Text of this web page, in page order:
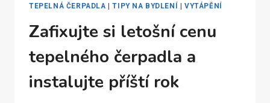
TEPELNÁ ČERPADLA |TIPY NA BYDLENÍ |VYTÁPĚNÍ
Zafixujte si letošní cenu
tepelného čerpadla a
instalujte příští rok